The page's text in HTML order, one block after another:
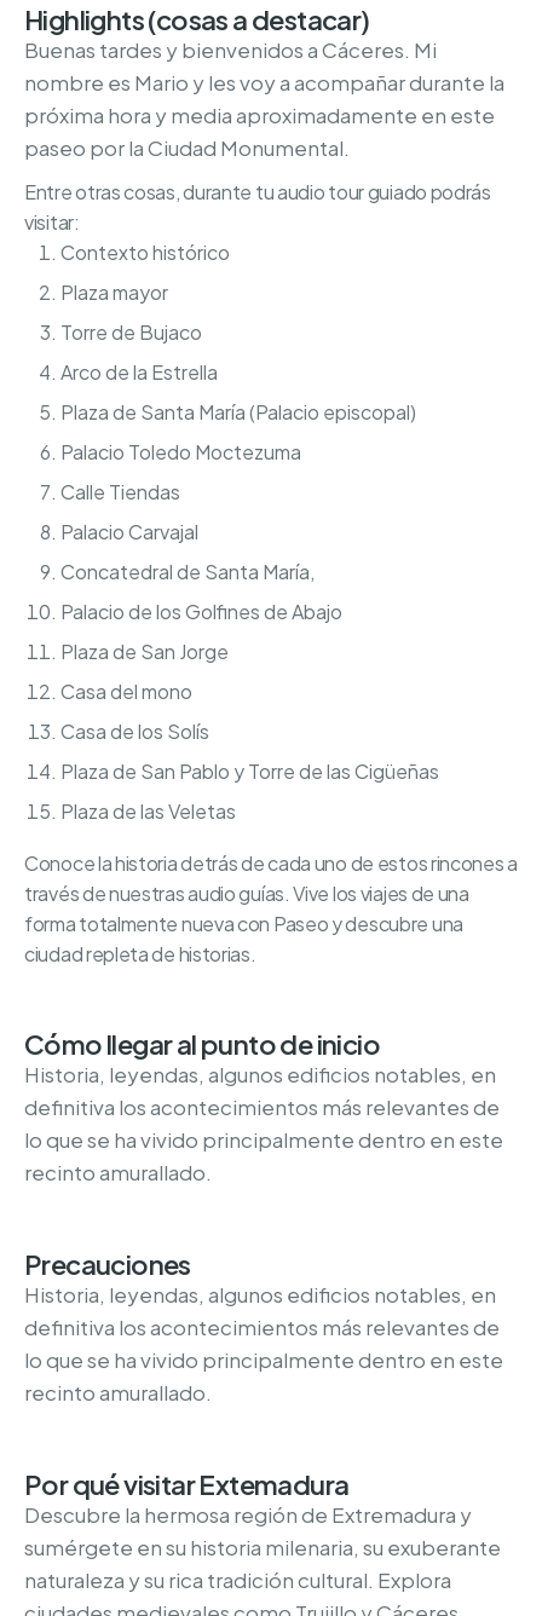
Highlights (cosas a destacar)
Buenas tardes y bienvenidos a Cáceres. Mi
nombre es Mario y les voy a acompañar durante la
próxima hora y media aproximadamente en este
paseo por la Ciudad Monumental.
Entre otras cosas, durante tu audio tour guiado podrás
visitar:
Contexto histórico
Plaza mayor
Torre de Bujaco
Arco de la Estrella
Plaza de Santa María (Palacio episcopal)
Palacio Toledo Moctezuma
Calle Tiendas
Palacio Carvajal
Concatedral de Santa María,
Palacio de los Golfines de Abajo
Plaza de San Jorge
Casa del mono
Casa de los Solís
Plaza de San Pablo y Torre de las Cigüeñas
Plaza de las Veletas
Conoce la historia detrás de cada uno de estos rincones a
través de nuestras audio guías. Vive los viajes de una
forma totalmente nueva con Paseo y descubre una
ciudad repleta de historias.
Cómo llegar al punto de inicio
Historia, leyendas, algunos edificios notables, en
definitiva los acontecimientos más relevantes de
lo que se ha vivido principalmente dentro en este
recinto amurallado.
Precauciones
Historia, leyendas, algunos edificios notables, en
definitiva los acontecimientos más relevantes de
lo que se ha vivido principalmente dentro en este
recinto amurallado.
Por qué visitar Extemadura
Descubre la hermosa región de Extremadura y
sumérgete en su historia milenaria, su exuberante
naturaleza y su rica tradición cultural. Explora